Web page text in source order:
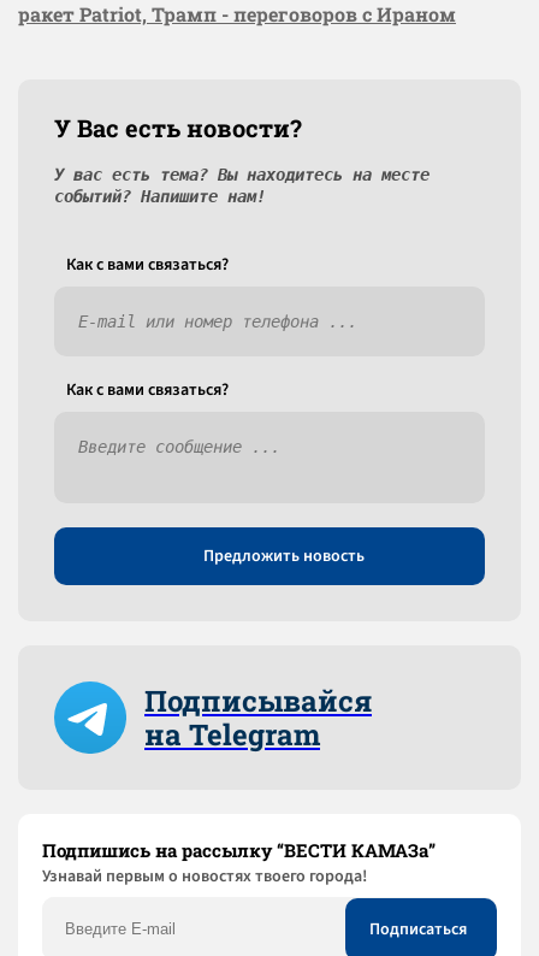
ракет Patriot, Трамп - переговоров с Ираном
У Вас есть новости?
У вас есть тема? Вы находитесь на месте
событий? Напишите нам!
Как c вами связаться?
Как c вами связаться?
Предложить новость
Подписывайся
на Telegram
Подпишись на рассылку “ВЕСТИ КАМАЗа”
Узнaвай первым о новостях твоего города!